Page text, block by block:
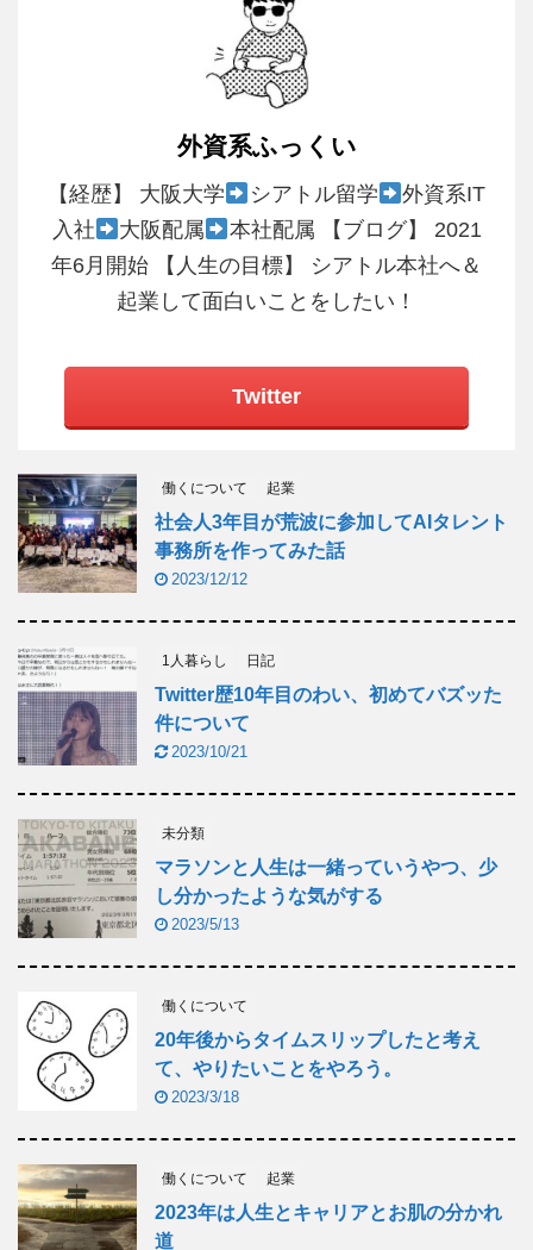
外資系ふっくい
【経歴】 大阪大学 シアトル留学
外資系IT
入社
大阪配属
本社配属 【ブログ】 2021
年6月開始 【人生の目標】 シアトル本社へ＆
起業して面白いことをしたい！
Twitter
働くについて 起業
社会人3年目が荒波に参加してAIタレント
事務所を作ってみた話
2023/12/12
1人暮らし 日記
Twitter歴10年目のわい、初めてバズッた
件について
2023/10/21
未分類
マラソンと人生は一緒っていうやつ、少
し分かったような気がする
2023/5/13
働くについて
20年後からタイムスリップしたと考え
て、やりたいことをやろう。
2023/3/18
働くについて 起業
2023年は人生とキャリアとお肌の分かれ
道